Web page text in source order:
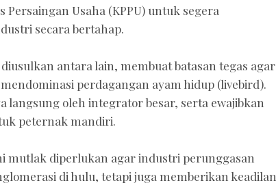
Usaha (KPPU) untuk segera
secara bertahap.
antara lain, membuat batasan tegas agar
perdagangan ayam hidup (livebird).
langsung oleh integrator besar, serta ewajibkan
peternak mandiri.
mutlak diperlukan agar industri perunggasan
di hulu, tetapi juga memberikan keadilan